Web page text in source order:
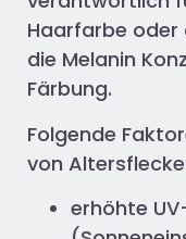
Haarfarbe oder
die Melanin
Färbung.
Folgende
von
erhöhte